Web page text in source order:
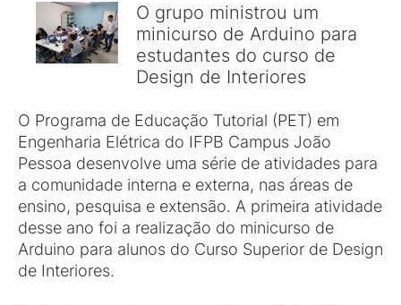
O grupo ministrou um
minicurso de Arduino para
estudantes do curso de
Design de Interiores
O Programa de Educação Tutorial (PET) em
Engenharia Elétrica do IFPB Campus João
Pessoa desenvolve uma série de atividades para
a comunidade interna e externa, nas áreas de
ensino, pesquisa e extensão. A primeira atividade
desse ano foi a realização do minicurso de
Arduino para alunos do Curso Superior de Design
de Interiores.